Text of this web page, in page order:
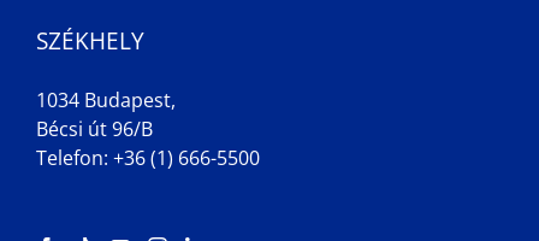
SZÉKHELY
1034 Budapest,
Bécsi út 96/B
Telefon: +36 (1) 666-5500